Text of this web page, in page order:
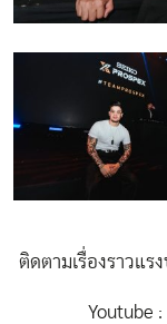
ติดตามเรื่องราวแร
Youtube :